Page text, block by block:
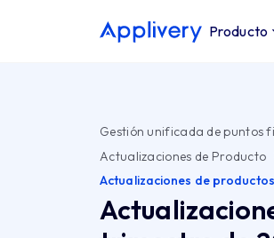
Producto
Gestión unificada de puntos
Actualizaciones de Producto
Actualizaciones de